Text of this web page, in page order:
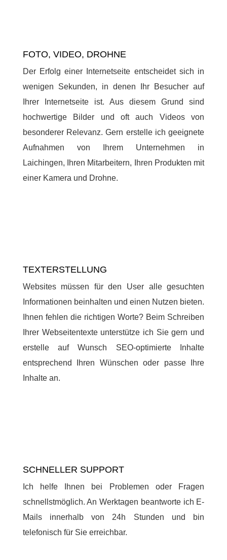
FOTO, VIDEO, DROHNE
Der Erfolg einer Internetseite entscheidet sich in
wenigen Sekunden, in denen Ihr Besucher auf
Ihrer Internetseite ist. Aus diesem Grund sind
hochwertige Bilder und oft auch Videos von
besonderer Relevanz. Gern erstelle ich geeignete
Aufnahmen von Ihrem Unternehmen in
Laichingen, Ihren Mitarbeitern, Ihren Produkten mit
einer Kamera und Drohne.
TEXTERSTELLUNG
Websites müssen für den User alle gesuchten
Informationen beinhalten und einen Nutzen bieten.
Ihnen fehlen die richtigen Worte? Beim Schreiben
Ihrer Webseitentexte unterstütze ich Sie gern und
erstelle auf Wunsch SEO-optimierte Inhalte
entsprechend Ihren Wünschen oder passe Ihre
Inhalte an.
SCHNELLER SUPPORT
Ich helfe Ihnen bei Problemen oder Fragen
schnellstmöglich. An Werktagen beantworte ich E-
Mails innerhalb von 24h Stunden und bin
telefonisch für Sie erreichbar.